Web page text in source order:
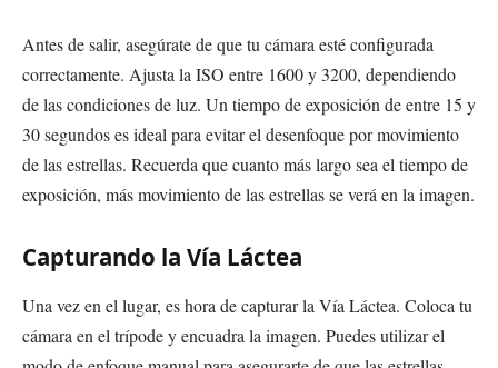
Antes de salir, asegúrate de que tu cámara esté configurada
correctamente. Ajusta la ISO entre 1600 y 3200, dependiendo
de las condiciones de luz. Un tiempo de exposición de entre 15 y
30 segundos es ideal para evitar el desenfoque por movimiento
de las estrellas. Recuerda que cuanto más largo sea el tiempo de
exposición, más movimiento de las estrellas se verá en la imagen.
Capturando la Vía Láctea
Una vez en el lugar, es hora de capturar la Vía Láctea. Coloca tu
cámara en el trípode y encuadra la imagen. Puedes utilizar el